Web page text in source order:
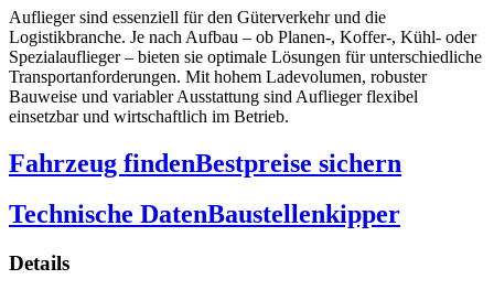
Auflieger sind essenziell für den Güterverkehr und die
Logistikbranche. Je nach Aufbau – ob Planen-, Koffer-, Kühl- oder
Spezialauflieger – bieten sie optimale Lösungen für unterschiedliche
Transportanforderungen. Mit hohem Ladevolumen, robuster
Bauweise und variabler Ausstattung sind Auflieger flexibel
einsetzbar und wirtschaftlich im Betrieb.
Fahrzeug findenBestpreise sichern
Technische DatenBaustellenkipper
Details